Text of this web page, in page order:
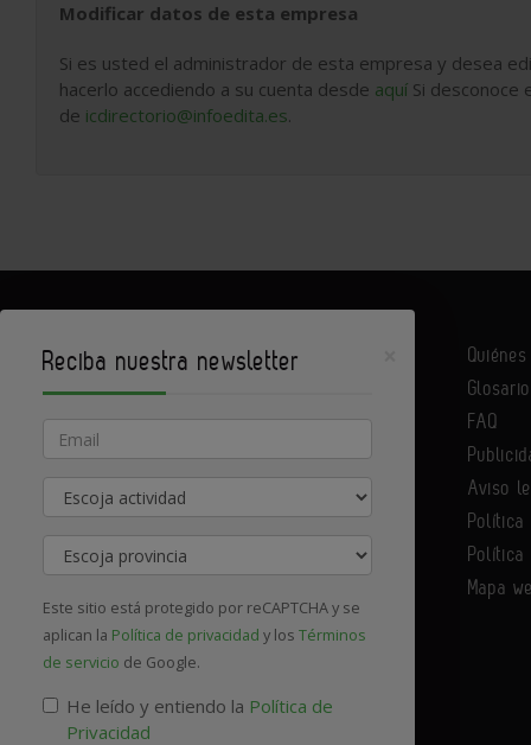
Modificar datos de esta empresa
Si es usted el administrador de esta empresa y desea
hacerlo accediendo a su cuenta desde aquí Si desconoce
de icdirectorio@infoedita.es.
Contacte con nosotros
Glosario
FAQ
Aviso
Política
Política
Mapa
Reciba nuestra newsletter
Email
Actividad
Provincia
Este sitio está protegido por reCAPTCHA y se
aplican la Política de privacidad y los Términos
de servicio de Google.
He leído y entiendo la Política de
Privacidad